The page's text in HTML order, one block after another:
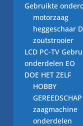
uw
de
Gebruikte
motorzaag
heggeschaar
zoutstrooier
LCD PC-TV
onderdelen EO
DOE HET ZELF
HOBBY
GEREEDSCHAP
zaagmachine
onderdelen